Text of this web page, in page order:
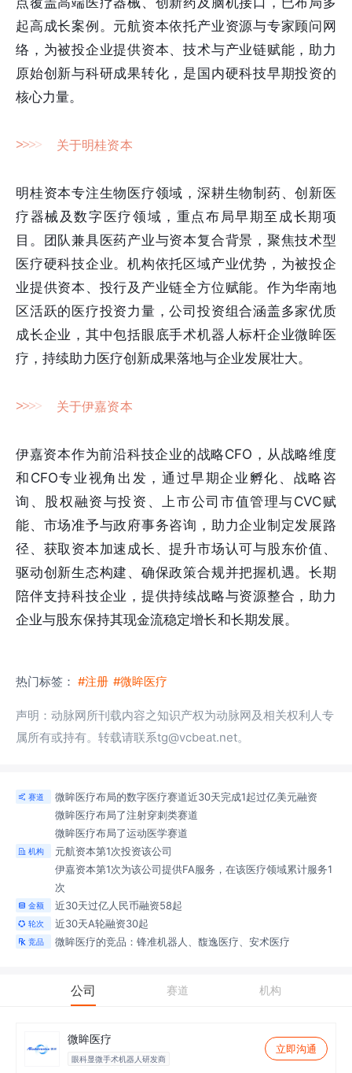
起高成长案例。元航资本依托产业资源与专家顾问网
络，为被投企业提供资本、技术与产业链赋能，助力
原始创新与科研成果转化，是国内硬科技早期投资的
核心力量。
>>>> 关于明桂资本
明桂资本专注生物医疗领域，深耕生物制药、创新医
疗器械及数字医疗领域，重点布局早期至成长期项
目。团队兼具医药产业与资本复合背景，聚焦技术型
医疗硬科技企业。机构依托区域产业优势，为被投企
业提供资本、投行及产业链全方位赋能。作为华南地
区活跃的医疗投资力量，公司投资组合涵盖多家优质
成长企业，其中包括眼底手术机器人标杆企业微眸医
疗，持续助力医疗创新成果落地与企业发展壮大。
>>>> 关于伊嘉资本
伊嘉资本作为前沿科技企业的战略CFO，从战略维度
和CFO专业视角出发，通过早期企业孵化、战略咨
询、股权融资与投资、上市公司市值管理与CVC赋
能、市场准予与政府事务咨询，助力企业制定发展路
径、获取资本加速成长、提升市场认可与股东价值、
驱动创新生态构建、确保政策合规并把握机遇。长期
陪伴支持科技企业，提供持续战略与资源整合，助力
企业与股东保持其现金流稳定增长和长期发展。
热门标签： #注册 #微眸医疗
声明：动脉网所刊载内容之知识产权为动脉网及相关权利人专
属所有或持有。转载请联系tg@vcbeat.net。
 赛道
微眸医疗布局的数字医疗赛道近30天完成1起过亿美元融资
微眸医疗布局了注射穿刺类赛道
微眸医疗布局了运动医学赛道
 机构
元航资本第1次投资该公司
伊嘉资本第1次为该公司提供FA服务，在该医疗领域累计服务1
次
 金额 近30天过亿人民币融资58起
 轮次 近30天A轮融资30起
 竞品 微眸医疗的竞品：锋准机器人、馥逸医疗、安术医疗
公司 赛道 机构
微眸医疗
眼科显微手术机器人研发商
立即沟通